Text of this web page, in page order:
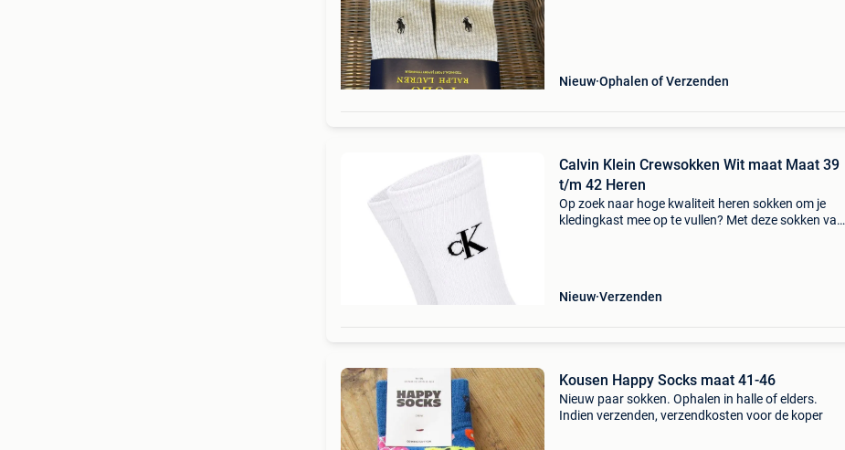
Nieuw Ophalen of Verzenden
Calvin Klein Crewsokken Wit maat Maat 39
t/m 42 Heren
Op zoek naar hoge kwaliteit heren sokken om je
kledingkast mee op te vullen? Met deze sokken van
Nieuw Verzenden
Kousen Happy Socks maat 41-46
Nieuw paar sokken. Ophalen in halle of elders.
Indien verzenden, verzendkosten voor de koper